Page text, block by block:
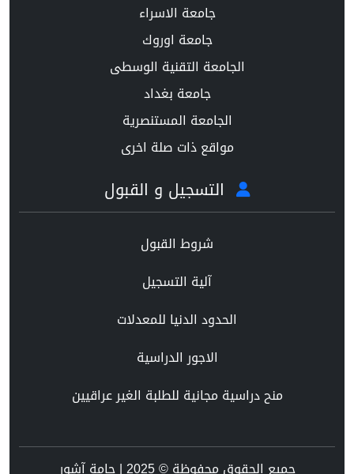
جامعة الاسراء
جامعة اوروك
الجامعة التقنية الوسطى
جامعة بغداد
الجامعة المستنصرية
مواقع ذات صلة اخرى
التسجيل و القبول
شروط القبول
آلية التسجيل
الحدود الدنيا للمعدلات
الاجور الدراسية
منح دراسية مجانية للطلبة الغير عراقيين
جميع الحقوق محفوظة © 2025 | جامة آشور